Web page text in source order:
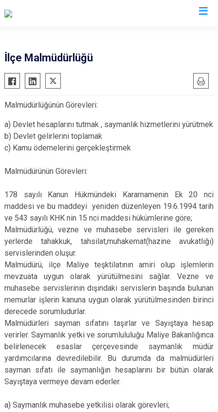
Çerkezköy
Çorlu
Hayrabolu
Malkara
Marmaraereğlisi
Muratlı
Ergene
İlçe Malmüdürlüğü
Malmüdürlüğünün Görevleri:
a) Devlet hesaplarını tutmak , saymanlık hizmetlerini yürütmek
b) Devlet gelirlerini toplamak
c) Kamu ödemelerini gerçekleştirmek
Malmüdürünün Görevleri:
178 sayılı Kanun Hükmündeki Kararnamenin Ek 20 nci
maddesi ve bu maddeyi yeniden düzenleyen 19.6.1994 tarih
ve 543 sayılı KHK nin 15 nci maddesi hükümlerine göre;
Malmüdürlüğü, vezne ve muhasebe servisleri ile gereken
yerlerde tahakkuk, tahsilat,muhakemat(hazine avukatlığı)
servislerinden oluşur.
Malmüdürü, ilçe Maliye teşktilatının amiri olup işlemlerin
mevzuata uygun olarak yürütülmesini sağlar. Vezne ve
muhasebe servislerinin dışındaki servislerin başında bulunan
memurlar işlerin kanuna uygun olarak yürütülmesinden birinci
derecede sorumludurlar.
Malmüdürleri sayman sıfatını taşırlar ve Sayıştaya hesap
verirler. Saymanlık yetki ve sorumlululuğu Maliye Bakanlığınca
belirlenecek esaslar çerçevesinde saymanlık müdür
yardımcılarına devredilebilir. Bu durumda da malmüdürleri
sayman sıfatı ile saymanlığın hesaplarını bir bütün olarak
Sayıştaya vermeye devam ederler.
a) Saymanlık muhasebe yetkilisi olarak görevleri;